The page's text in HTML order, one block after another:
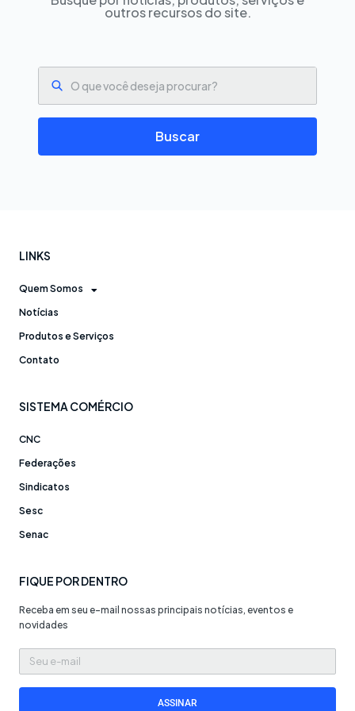
outros recursos do site.
Buscar
LINKS
Quem Somos
Notícias
Produtos e Serviços
Contato
SISTEMA COMÉRCIO
CNC
Federações
Sindicatos
Sesc
Senac
FIQUE POR DENTRO
Receba em seu e-mail nossas principais notícias, eventos e
novidades
Seu
e-
ASSINAR